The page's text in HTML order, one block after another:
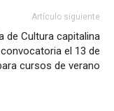
Artículo siguiente
de Cultura capitalina
el 13 de
cursos de verano